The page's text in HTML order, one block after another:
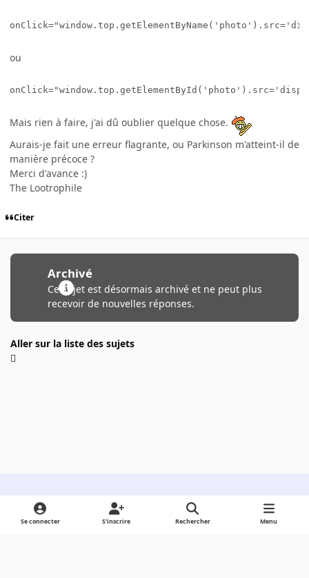
ou
Mais rien à faire, j'ai dû oublier quelque chose.
Aurais-je fait une erreur flagrante, ou Parkinson m'atteint-il de
manière précoce ?
Merci d'avance :)
The Lootrophile
Citer
Archivé
Ce sujet est désormais archivé et ne peut plus
recevoir de nouvelles réponses.
Aller sur la liste des sujets
Light ModeDark ModeSystem Preference
Se connecter S’inscrire Rechercher Menu